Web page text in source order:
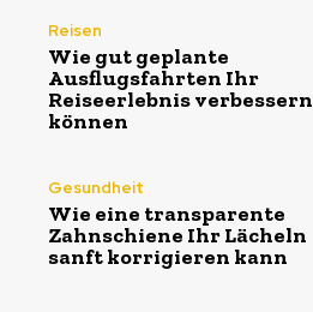
Reisen
Wie gut geplante
Ausflugsfahrten Ihr
Reiseerlebnis verbessern
können
Gesundheit
Wie eine transparente
Zahnschiene Ihr Lächeln
sanft korrigieren kann